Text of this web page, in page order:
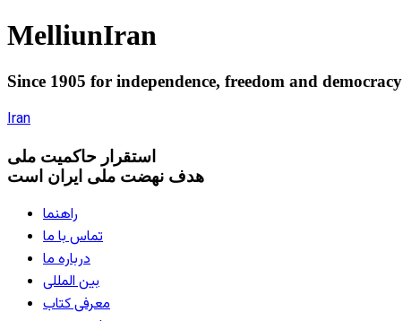
MelliunIran
Since 1905 for independence, freedom and democracy
Iran
استقرار حاکميت ملی
هدف نهضت ملی ایران است
راهنما
تماس با ما
درباره ما
بین المللی
معرفی کتاب